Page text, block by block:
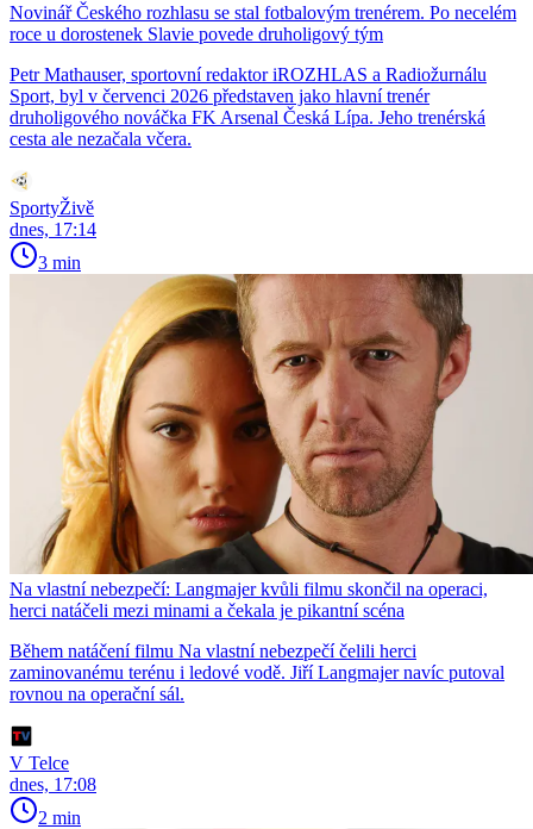
Novinář Českého rozhlasu se stal fotbalovým trenérem. Po necelém
roce u dorostenek Slavie povede druholigový tým
Petr Mathauser, sportovní redaktor iROZHLAS a Radiožurnálu
Sport, byl v červenci 2026 představen jako hlavní trenér
druholigového nováčka FK Arsenal Česká Lípa. Jeho trenérská
cesta ale nezačala včera.
SportyŽivě
dnes, 17:14
3 min
Na vlastní nebezpečí: Langmajer kvůli filmu skončil na operaci,
herci natáčeli mezi minami a čekala je pikantní scéna
Během natáčení filmu Na vlastní nebezpečí čelili herci
zaminovanému terénu i ledové vodě. Jiří Langmajer navíc putoval
rovnou na operační sál.
V Telce
dnes, 17:08
2 min